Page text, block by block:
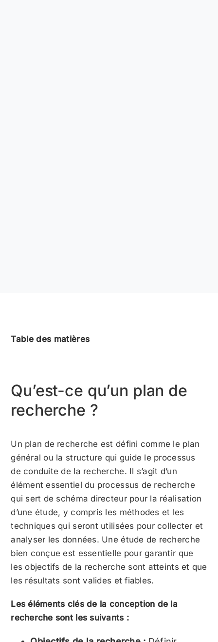
Table des matières
Qu’est-ce qu’un plan de
recherche ?
Un plan de recherche est défini comme le plan
général ou la structure qui guide le processus
de conduite de la recherche. Il s’agit d’un
élément essentiel du processus de recherche
qui sert de schéma directeur pour la réalisation
d’une étude, y compris les méthodes et les
techniques qui seront utilisées pour collecter et
analyser les données. Une étude de recherche
bien conçue est essentielle pour garantir que
les objectifs de la recherche sont atteints et que
les résultats sont valides et fiables.
Les éléments clés de la conception de la
recherche sont les suivants :